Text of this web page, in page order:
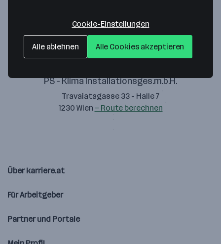
PS - Klima Installationsges.m.b.H.
Travaiatagasse 33 - Halle 7
1230 Wien — Route berechnen
Über karriere.at
Für Arbeitgeber
Partner und Portale
Cookie-Einstellungen
Alle ablehnen Alle Cookies akzeptieren